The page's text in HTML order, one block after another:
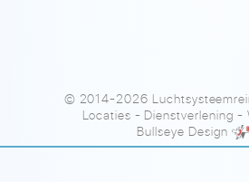
© 2014-2026
Locaties - Dienstverlening -
Bullseye Design